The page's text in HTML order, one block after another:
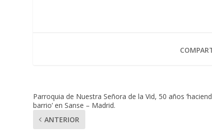
Parroquia de Nuestra Señora de la Vid, 50 años
barrio’ en Sanse – Madrid.
ANTERIOR